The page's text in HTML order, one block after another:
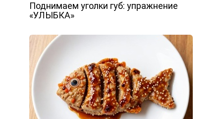
Поднимаем уголки губ: упражнение
«УЛЫБКА»